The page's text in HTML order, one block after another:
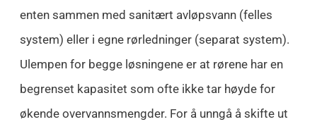
enten sammen med sanitært avløpsvann (felles
system) eller i egne rørledninger (separat system).
Ulempen for begge løsningene er at rørene har en
begrenset kapasitet som ofte ikke tar høyde for
økende overvannsmengder. For å unngå å skifte ut